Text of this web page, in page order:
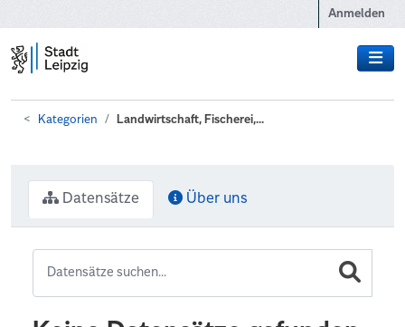
Anmelden
Kategorien Landwirtschaft, Fischerei,...
Datensätze Über uns